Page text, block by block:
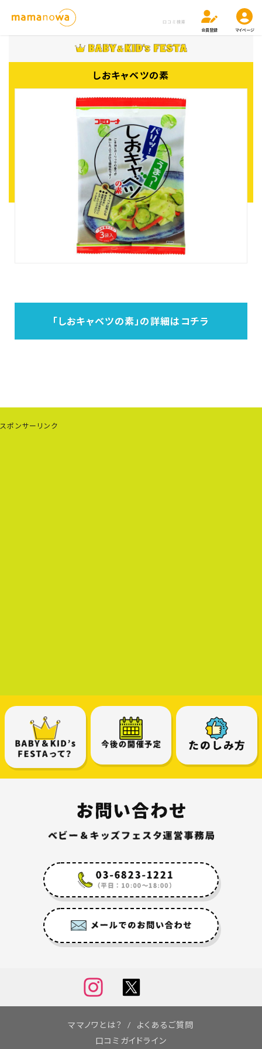
口コミ検索
会員登録
マイページ
しおキャベツの素
「しおキャベツの素」 の詳細はコチラ
スポンサーリンク
ママノワとは？
よくあるご質問
口コミガイドライン